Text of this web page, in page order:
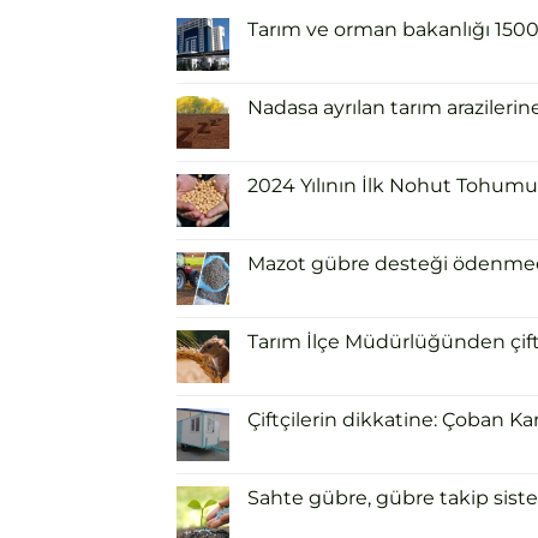
Tarım ve orman bakanlığı
Nadasa ayrılan tarım
2024 Yılının İlk Nohut
Mazot gübre desteği
Tarım İlçe Müdürlüğünden
Çiftçilerin dikkatine: Çoban
Sahte gübre, gübre takip